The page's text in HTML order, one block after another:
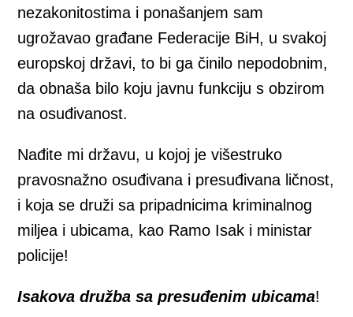
nezakonitostima i ponašanjem sam
ugrožavao građane Federacije BiH, u svakoj
europskoj državi, to bi ga činilo nepodobnim,
da obnaša bilo koju javnu funkciju s obzirom
na osuđivanost.
Nađite mi državu, u kojoj je višestruko
pravosnažno osuđivana i presuđivana ličnost,
i koja se druži sa pripadnicima kriminalnog
miljea i ubicama, kao Ramo Isak i ministar
policije!
Isakova družba sa presuđenim ubicama!